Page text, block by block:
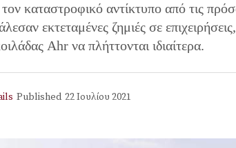
καταστροφικό αντίκτυπο από τις
εκτεταμένες ζημιές σε
Ahr να πλήττονται ιδιαίτερα.
Published 22 Ιουλίου 2021